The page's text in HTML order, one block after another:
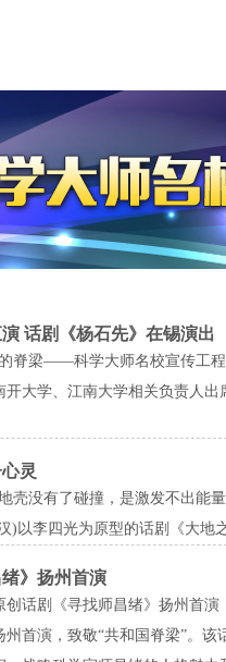
话剧《杨石先》在锡演出
的脊梁——科学大师名校宣传工
大学、江南大学相关负责人
灵
壳没有了碰撞，是激发不出能
)以李四光为原型的话剧《大
》扬州首演
创话剧《寻找师昌绪》扬州
州首演，致敬“共和国脊梁”。